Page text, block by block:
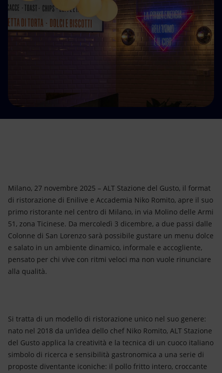
Innovazione
Scenari energetici
Milano, 27 novembre 2025 – ALT Stazione del Gusto, il format
di ristorazione di Enilive e Accademia Niko Romito, apre il suo
primo ristorante nel centro di Milano, in via Molino delle Armi
51, zona Ticinese. Da mercoledì 3 dicembre, a due passi dalle
Colonne di San Lorenzo sarà possibile gustare un menu dolce
e salato in un ambiente dinamico, informale e accogliente,
pensato per chi vive con ritmi veloci ma non vuole rinunciare
alla qualità.
Si tratta di un modello di ristorazione unico nel suo genere:
nato nel 2018 da un’idea dello chef Niko Romito, ALT Stazione
del Gusto applica la creatività e la tecnica di un cuoco italiano
simbolo di ricerca e sensibilità gastronomica a una serie di
proposte diventante iconiche: il pollo fritto intero, croccante